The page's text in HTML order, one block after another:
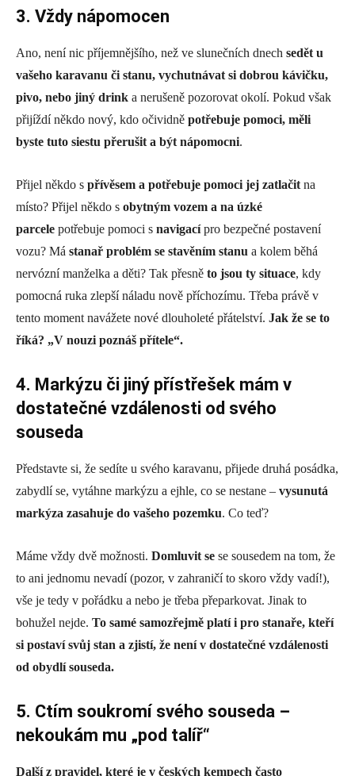
3. Vždy nápomocen
Ano, není nic příjemnějšího, než ve slunečních dnech sedět u
vašeho karavanu či stanu, vychutnávat si dobrou kávičku,
pivo, nebo jiný drink a nerušeně pozorovat okolí. Pokud však
přijíždí někdo nový, kdo očividně potřebuje pomoci, měli
byste tuto siestu přerušit a být nápomocni.
Přijel někdo s přívěsem a potřebuje pomoci jej zatlačit na
místo? Přijel někdo s obytným vozem a na úzké
parcele potřebuje pomoci s navigacípro bezpečné postavení
vozu? Má stanař problém se stavěním stanu a kolem běhá
nervózní manželka a děti? Tak přesně to jsou ty situace, kdy
pomocná ruka zlepší náladu nově příchozímu. Třeba právě v
tento moment navážete nové dlouholeté přátelství. Jak že se to
říká? „V nouzi poznáš přítele“.
4. Markýzu či jiný přístřešek mám v
dostatečné vzdálenosti od svého
souseda
Představte si, že sedíte u svého karavanu, přijede druhá posádka,
zabydlí se, vytáhne markýzu a ejhle, co se nestane – vysunutá
markýza zasahuje do vašeho pozemku. Co teď?
Máme vždy dvě možnosti. Domluvit se se sousedem na tom, že
to ani jednomu nevadí (pozor, v zahraničí to skoro vždy vadí!),
vše je tedy v pořádku a nebo je třeba přeparkovat. Jinak to
bohužel nejde. To samé samozřejmě platí i pro stanaře, kteří
si postaví svůj stan a zjistí, že není v dostatečné vzdálenosti
od obydlí souseda.
5. Ctím soukromí svého souseda –
nekoukám mu „pod talíř“
Další z pravidel, které je v českých kempech často